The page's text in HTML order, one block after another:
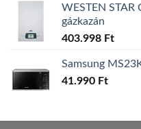
WESTEN
gázkazán
403.998 Ft
Samsung
41.990 Ft